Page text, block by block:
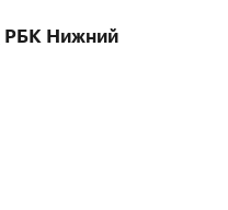
РБК Нижний